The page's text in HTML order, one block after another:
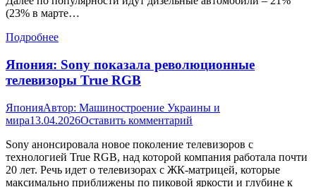
(23% в марте…
Подробнее
Япония: Sony показала революционные
телевизоры True RGB
ЯпонияАвтор: Машиностроение Украины и
мира13.04.2026Оставить комментарий
Sony анонсировала новое поколение телевизоров с
технологией True RGB, над которой компания работала почти
20 лет. Речь идет о телевизорах с ЖК-матрицей, которые
максимально приближены по пиковой яркости и глубине к